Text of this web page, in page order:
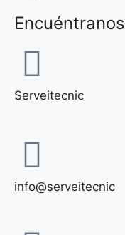
Encuéntranos
Serveitecnic
info@serveitecnic​